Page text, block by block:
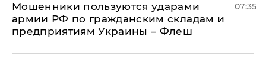
Мошенники пользуются ударами
армии РФ по гражданским складам и
предприятиям Украины – Флеш
07:35